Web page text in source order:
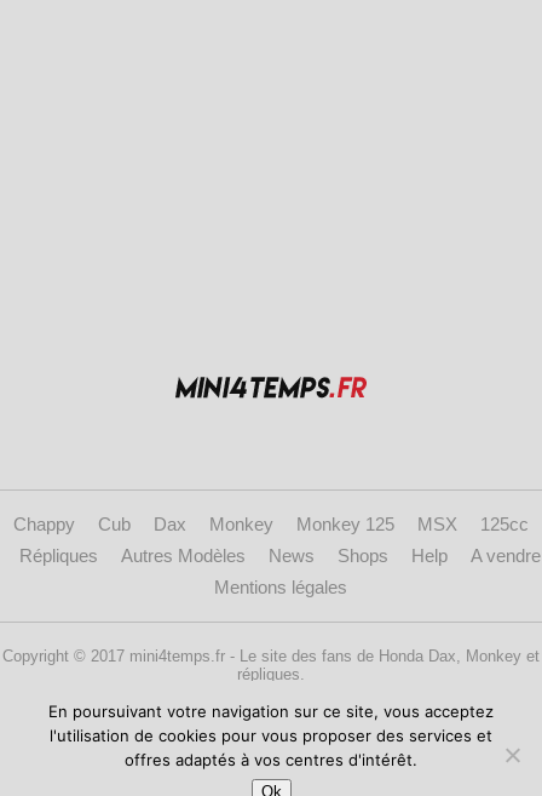
Chappy Cub Dax Monkey Monkey 125 MSX
125cc
Répliques
Autres Modèles News Shops Help
A vendre
Mentions légales
Copyright © 2017 mini4temps.fr - Le site des fans de Honda Dax, Monkey et
répliques.
En poursuivant votre navigation sur ce site, vous acceptez
l'utilisation de cookies pour vous proposer des services et
offres adaptés à vos centres d'intérêt.
Ok